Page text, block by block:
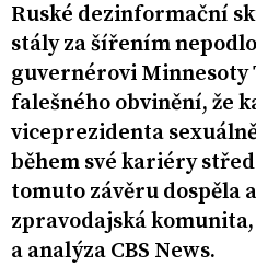
Ruské dezinformační
stály za šířením
guvernérovi Minnesoty
falešného obvinění, že
viceprezidenta
během své kariéry
tomuto závěru dospěla
zpravodajská
a analýza CBS News.